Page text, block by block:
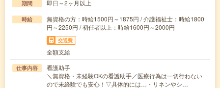
期間 即日～2ヶ月以上
時給
無資格の方：時給1500円～1875円 / 介護福祉士：時給1800
円～2250円 / 初任者以上：時給1600円～2000円
交通費
全額支給
仕事内容
看護助手
＼無資格・未経験OKの看護助手／医療行為は一切行わない
ので未経験でも安心！▽具体的には…・リネンやシ…